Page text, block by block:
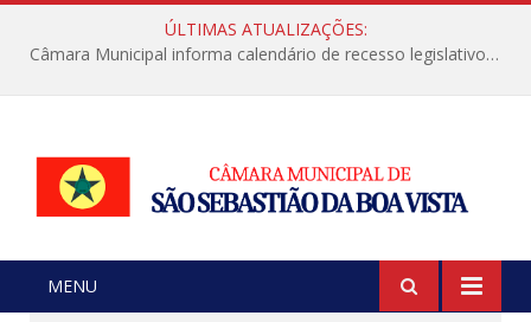
ÚLTIMAS ATUALIZAÇÕES:
Câmara Municipal informa calendário de recesso legislativo de julho
MENU